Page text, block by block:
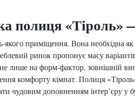
полиця «Тіроль»
приміщення. Вона необхідна
ринок пропонує масу
лише на форм-фактор, зовнішній
комфорту кімнат. Полиця
чудовим доповненням інтер’єру у